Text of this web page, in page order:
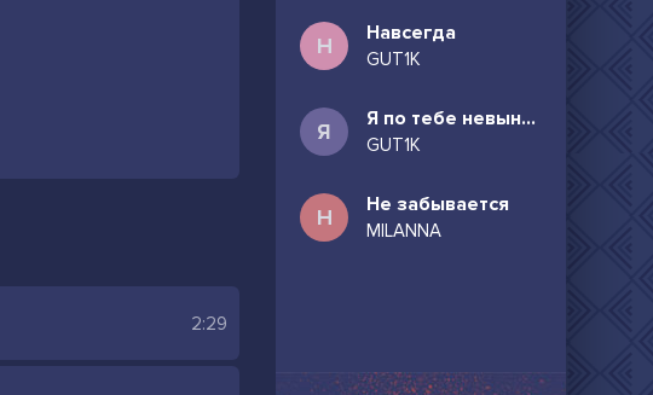
2:29
Н Навсегда
GUT1K
Я Я по тебе невыносимо скучаю
GUT1K
Н Не забывается
MILANNA